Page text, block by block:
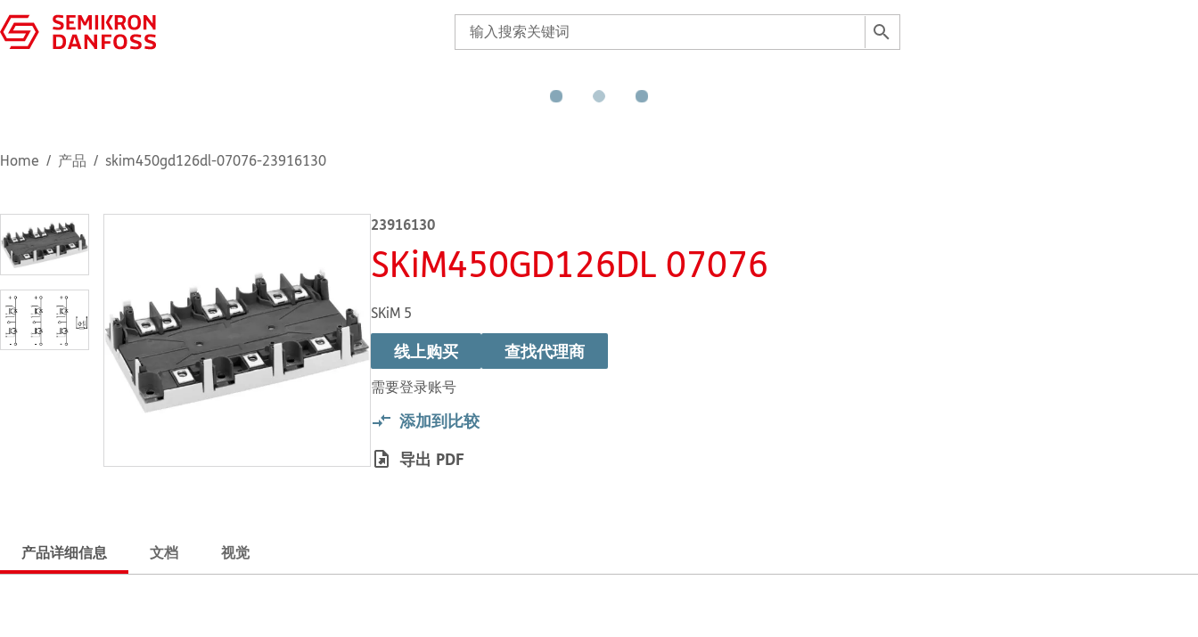
Home 产品 skim450gd126dl-07076-23916130
23916130
SKiM450GD126DL 07076
SKiM 5
线上购买
需要登录账号
查找代理商
添加到比较
导出 PDF
产品详细信息 文档 视觉